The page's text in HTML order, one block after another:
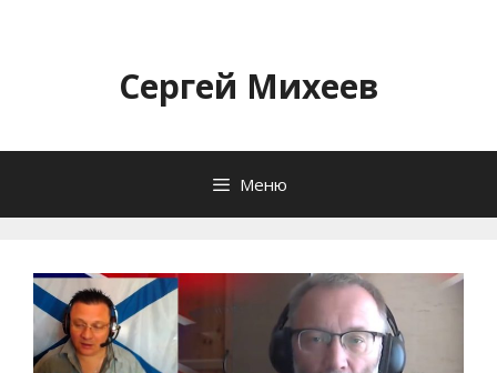
содержимомуСергей Михеев
Меню